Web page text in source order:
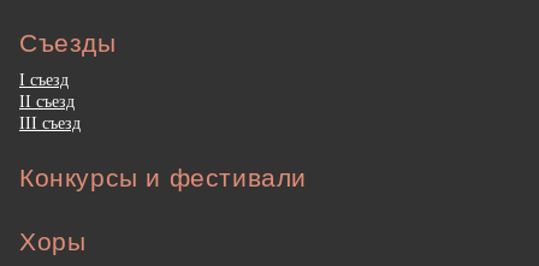
Съезды
I съезд
II съезд
III съезд
Конкурсы и фестивали
Хоры